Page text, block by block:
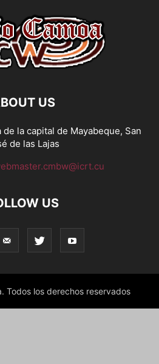
US
de la capital de Mayabeque, San
de las Lajas
US
Todos los derechos reservados